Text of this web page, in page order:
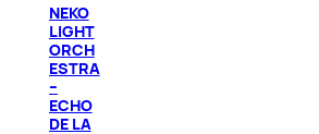
NEKO
LIGHT
ORCH
ESTRA
–
ECHO
DE LA